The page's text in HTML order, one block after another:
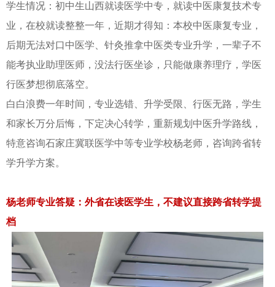
学生情况：初中生山西就读医学中专，就读中医康复技术专
业，在校就读整整一年，近期才得知：本校中医康复专业，
后期无法对口中医学、针灸推拿中医类专业升学，一辈子不
能考执业助理医师，没法行医坐诊，只能做康养理疗，学医
行医梦想彻底落空。
白白浪费一年时间，专业选错、升学受限、行医无路，学生
和家长万分后悔，下定决心转学，重新规划中医升学路线，
特意咨询石家庄冀联医学中等专业学校杨老师，咨询跨省转
学升学方案。
杨老师专业答疑：外省在读医学生，不建议直接跨省转学提
档